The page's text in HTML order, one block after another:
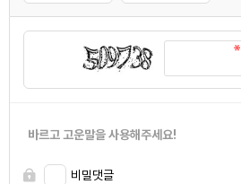
바르고 고운말을 사용해주세요!
비밀댓글